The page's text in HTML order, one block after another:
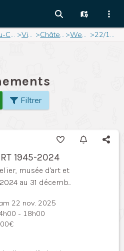
Poitou-Charentes > Vienne > Châtellerault > Weekend > 22/11/2025
Filtrer
1945-2024
musée d'art et
au 31 décemb...
22 nov. 2025
- 18h00